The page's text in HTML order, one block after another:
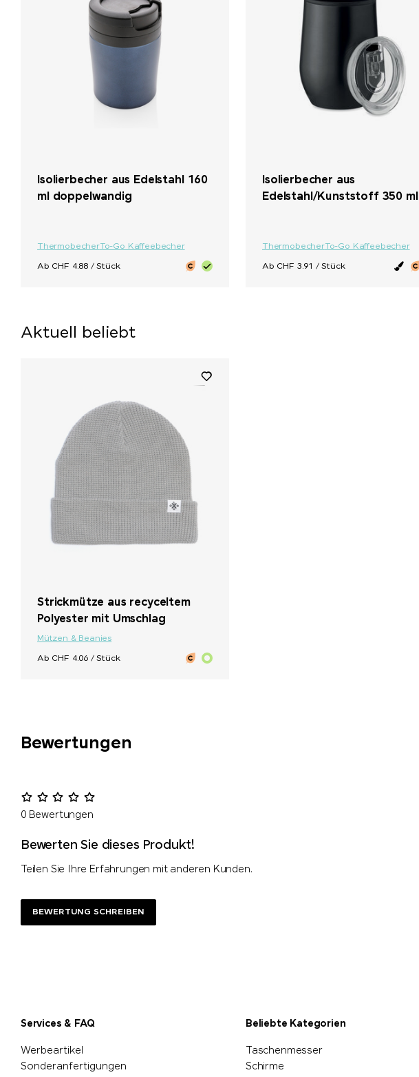
Isolierbecher aus Edelstahl 160
ml doppelwandig
ThermobecherTo-Go Kaffeebecher
Ab CHF 4.88 / Stück
Isolierbecher aus
Edelstahl/Kunststoff 350 ml
ThermobecherTo-Go Kaffeebecher
Ab CHF 3.91 / Stück
Aktuell beliebt
Strickmütze aus recyceltem
Polyester mit Umschlag
Mützen & Beanies
Ab CHF 4.06 / Stück
Bewertungen
0 Bewertungen
Bewerten Sie dieses Produkt!
Teilen Sie Ihre Erfahrungen mit anderen Kunden.
BEWERTUNG SCHREIBEN
Services & FAQ
Werbeartikel
Sonderanfertigungen
Beliebte Kategorien
Taschenmesser
Schirme